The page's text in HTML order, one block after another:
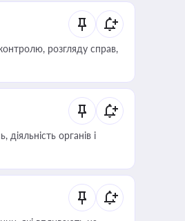
розгляду справ,
органів і